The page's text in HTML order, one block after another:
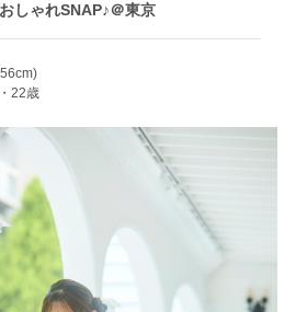
しゃれSNAP♪＠東京
22歳